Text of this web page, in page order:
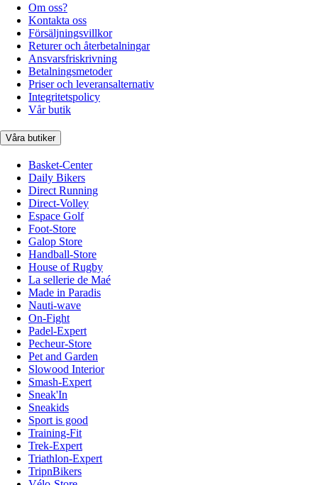
Om oss?
Kontakta oss
Försäljningsvillkor
Returer och återbetalningar
Ansvarsfriskrivning
Betalningsmetoder
Priser och leveransalternativ
Integritetspolicy
Vår butik
Våra butiker
Basket-Center
Daily Bikers
Direct Running
Direct-Volley
Espace Golf
Foot-Store
Galop Store
Handball-Store
House of Rugby
La sellerie de Maé
Made in Paradis
Nauti-wave
On-Fight
Padel-Expert
Pecheur-Store
Pet and Garden
Slowood Interior
Smash-Expert
Sneak'In
Sneakids
Sport is good
Training-Fit
Trek-Expert
Triathlon-Expert
TripnBikers